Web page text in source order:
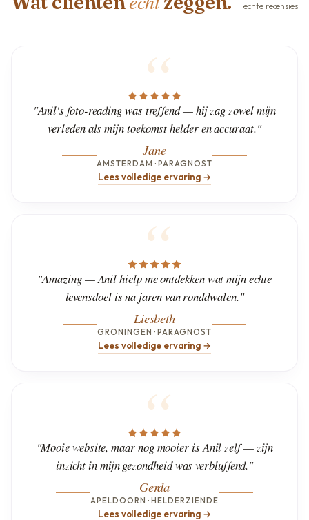
echte recensies
"Anil's foto-reading was treffend — hij zag zowel mijn
verleden als mijn toekomst helder en accuraat."
Jane
AMSTERDAM · PARAGNOST
Lees volledige ervaring →
"Amazing — Anil hielp me ontdekken wat mijn echte
levensdoel is na jaren van ronddwalen."
Liesbeth
GRONINGEN · PARAGNOST
Lees volledige ervaring →
"Mooie website, maar nog mooier is Anil zelf — zijn
inzicht in mijn gezondheid was verbluffend."
Gerda
APELDOORN · HELDERZIENDE
Lees volledige ervaring →